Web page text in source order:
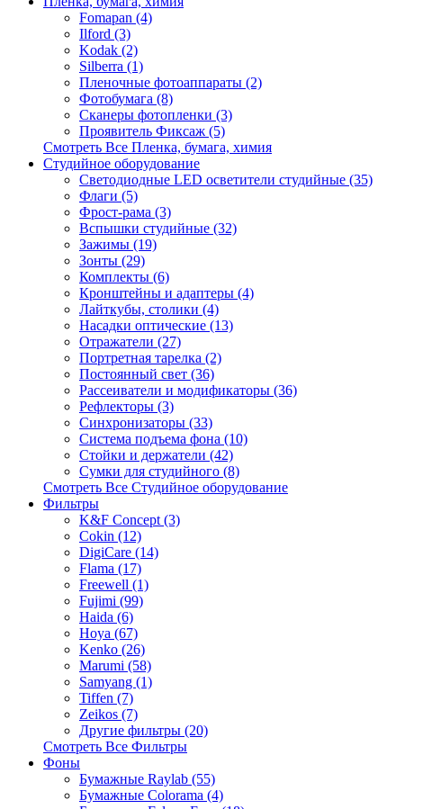
Fomapan (4)
Ilford (3)
Kodak (2)
Silberra (1)
Пленочные фотоаппараты (2)
Фотобумага (8)
Сканеры фотопленки (3)
Проявитель Фиксаж (5)
Смотреть Все Пленка, бумага, химия
Студийное оборудование
Светодиодные LED осветители студийные (35)
Флаги (5)
Фрост-рама (3)
Вспышки студийные (32)
Зажимы (19)
Зонты (29)
Комплекты (6)
Кронштейны и адаптеры (4)
Лайткубы, столики (4)
Насадки оптические (13)
Отражатели (27)
Портретная тарелка (2)
Постоянный свет (36)
Рассеиватели и модификаторы (36)
Рефлекторы (3)
Синхронизаторы (33)
Система подъема фона (10)
Стойки и держатели (42)
Сумки для студийного (8)
Смотреть Все Студийное оборудование
Фильтры
K&F Concept (3)
Cokin (12)
DigiCare (14)
Flama (17)
Freewell (1)
Fujimi (99)
Haida (6)
Hoya (67)
Kenko (26)
Marumi (58)
Samyang (1)
Tiffen (7)
Zeikos (7)
Другие фильтры (20)
Смотреть Все Фильтры
Фоны
Бумажные Raylab (55)
Бумажные Colorama (4)